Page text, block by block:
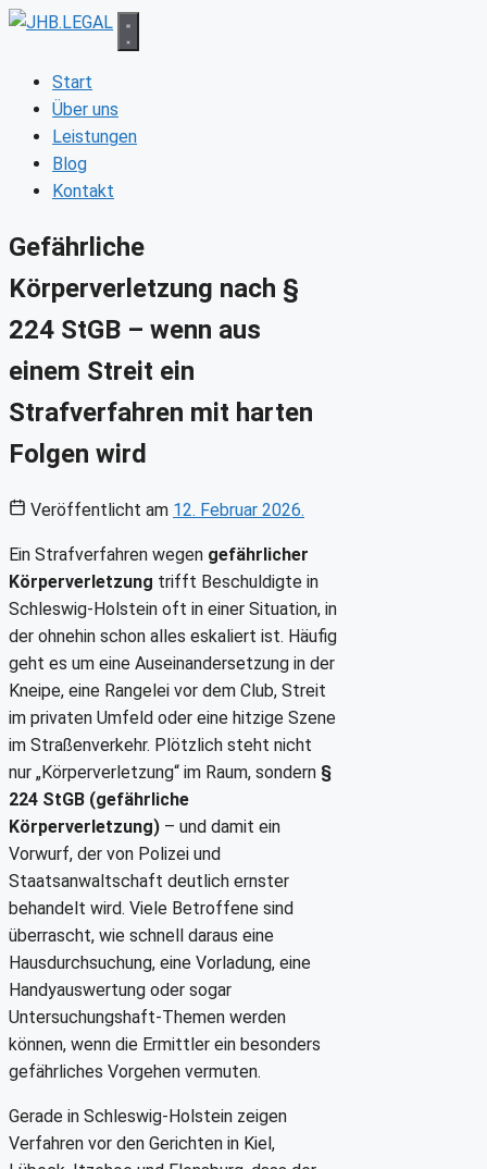
Zum
springenStart
Über uns
Leistungen
Blog
Kontakt
Gefährliche
Körperverletzung nach §
224 StGB – wenn aus
einem Streit ein
Strafverfahren mit harten
Folgen wird
Veröffentlicht am 12. Februar 2026.
Ein Strafverfahren wegen gefährlicher
Körperverletzung trifft Beschuldigte in
Schleswig-Holstein oft in einer Situation, in
der ohnehin schon alles eskaliert ist. Häufig
geht es um eine Auseinandersetzung in der
Kneipe, eine Rangelei vor dem Club, Streit
im privaten Umfeld oder eine hitzige Szene
im Straßenverkehr. Plötzlich steht nicht
nur „Körperverletzung“ im Raum, sondern §
224 StGB (gefährliche
Körperverletzung) – und damit ein
Vorwurf, der von Polizei und
Staatsanwaltschaft deutlich ernster
behandelt wird. Viele Betroffene sind
überrascht, wie schnell daraus eine
Hausdurchsuchung, eine Vorladung, eine
Handyauswertung oder sogar
Untersuchungshaft-Themen werden
können, wenn die Ermittler ein besonders
gefährliches Vorgehen vermuten.
Gerade in Schleswig-Holstein zeigen
Verfahren vor den Gerichten in Kiel,